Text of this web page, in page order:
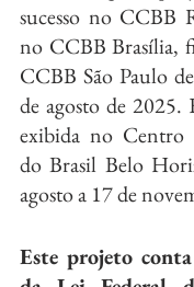
sucesso no CCBB
no CCBB Brasília,
CCBB São Paulo
de agosto de 2025.
exibida no
do Brasil Belo
agosto a 17 de
Este projeto